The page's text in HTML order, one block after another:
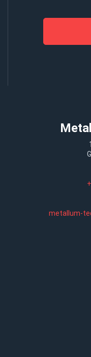
metallum-